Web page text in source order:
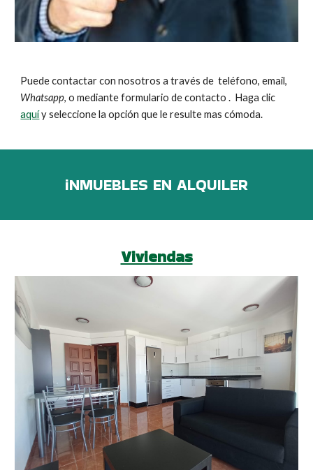
Puede contactar con nosotros a través de teléfono, email,
Whatsapp, o mediante formulario de contacto . Haga clic
aquíy seleccione la opción que le resulte mas cómoda.
iNMUEBLES EN ALQUILER
Viviendas